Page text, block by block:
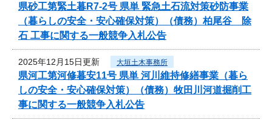
県砂工第緊土暮R7-2号 県単 緊急土石流対策砂防事業
（暮らしの安全・安心確保対策）（債務）柏尾谷 除
石 工事に関する一般競争入札公告
2025年12月15日更新 大垣土木事務所
県河工第河修暮安11号 県単 河川維持修繕事業（暮ら
しの安全・安心確保対策）（債務）牧田川河道掘削工
事に関する一般競争入札公告